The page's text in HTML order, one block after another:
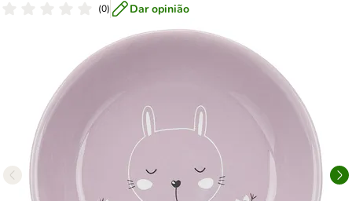
(0) Dar opinião